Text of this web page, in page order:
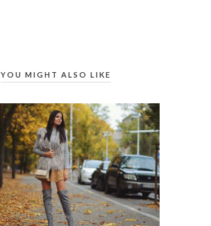
YOU MIGHT ALSO LIKE